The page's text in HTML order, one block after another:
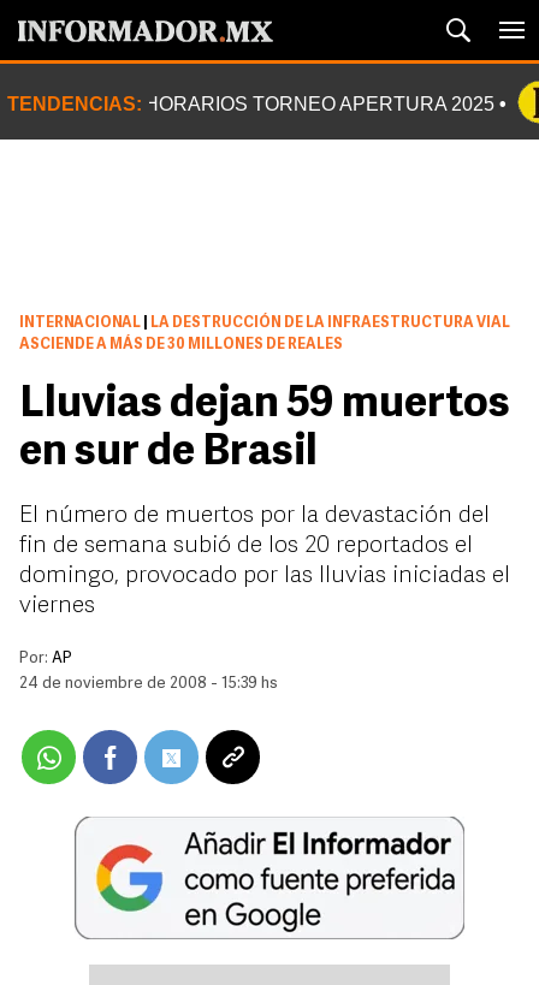
TENDENCIAS: HORARIOS TORNEO APERTURA 2025
INTERNACIONAL
LA DESTRUCCIÓN DE LA INFRAESTRUCTURA VIAL
ASCIENDE A MÁS DE 30 MILLONES DE REALES
Lluvias dejan 59 muertos
en sur de Brasil
El número de muertos por la devastación del
fin de semana subió de los 20 reportados el
domingo, provocado por las lluvias iniciadas el
viernes
Por: AP
24 de noviembre de 2008 - 15:39 hs